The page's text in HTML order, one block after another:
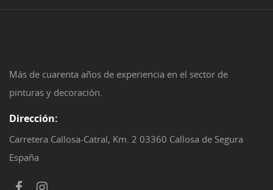
Más de cuarenta años de experiencia en el sector de
pinturas y decoración.
Dirección:
Carretera Callosa-Catral, Km. 2 03360 Callosa de Segura
España